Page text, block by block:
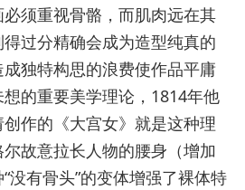
须重视骨骼，而肌肉远在其
过分精确会成为造型纯真的
独特构思的浪费使作品平庸
的重要美学理论，1814年他
作的《大宫女》就是这种理
故意拉长人物的腰身（增加
没有骨头”的变体增强了裸体特